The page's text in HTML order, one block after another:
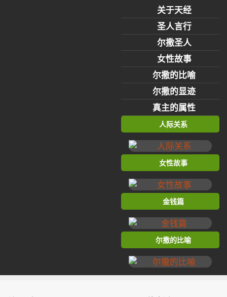
关于天经
圣人言行
尔撒圣人
女性故事
尔撒的比喻
尔撒的显迹
真主的属性
人际关系
女性故事
金钱篇
尔撒的比喻